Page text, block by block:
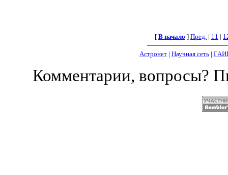
[ В начало ] Пред. | 11 |
Астронет| Научная сеть|
Комментарии, вопросы?